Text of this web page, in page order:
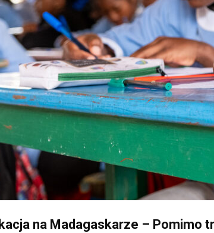
na Madagaskarze – Pomimo